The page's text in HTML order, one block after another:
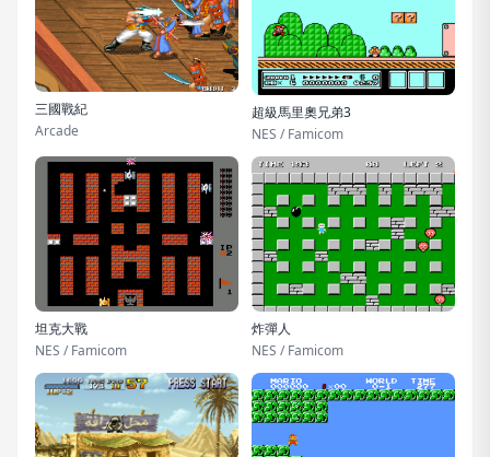
三國戰紀
Arcade
超級馬里奧兄弟3
NES / Famicom
坦克大戰
NES / Famicom
炸彈人
NES / Famicom